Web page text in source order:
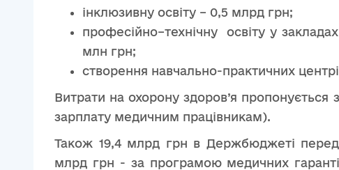
інклюзивну освіту – 0,5 млрд грн;
професійно–технічну освіту у закладах
млн грн;
створення навчально-практичних
Витрати на охорону здоров’я
зарплату медичним працівникам).
Також 19,4 млрд грн в Держбюджеті
млрд грн - за програмою медичних